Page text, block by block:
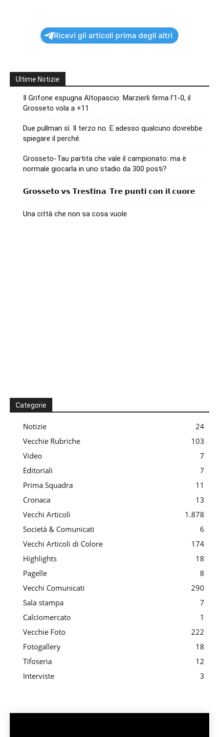
Ricevi gli articoli prima degli altri
Ultime Notizie
Il Grifone espugna Altopascio: Marzierli firma l’1-0, il
Grosseto vola a +11
Due pullman sì. Il terzo no. E adesso qualcuno dovrebbe
spiegare il perché.
Grosseto-Tau partita che vale il campionato: ma è
normale giocarla in uno stadio da 300 posti?
𝗚𝗿𝗼𝘀𝘀𝗲𝘁𝗼 𝘃𝘀 𝗧𝗿𝗲𝘀𝘁𝗶𝗻𝗮: 𝗧𝗿𝗲 𝗽𝘂𝗻𝘁𝗶 𝗰𝗼𝗻 𝗶𝗹 𝗰𝘂𝗼𝗿𝗲
Una città che non sa cosa vuole
Categorie
Notizie
24
Vecchie Rubriche
103
Video
7
Editoriali
7
Prima Squadra
11
Cronaca
13
Vecchi Articoli
1.878
Società & Comunicati
6
Vecchi Articoli di Colore
174
Highlights
18
Pagelle
8
Vecchi Comunicati
290
Sala stampa
7
Calciomercato
1
Vecchie Foto
222
Fotogallery
18
Tifoseria
12
Interviste
3